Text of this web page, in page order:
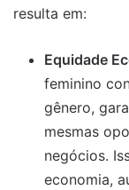
resulta em:
Equidade
feminino
gênero,
mesmas
negócios.
economia,